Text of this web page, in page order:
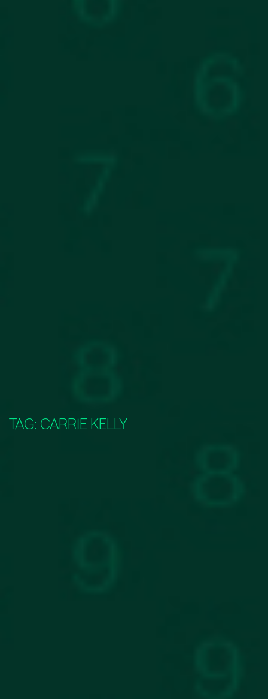
TAG: CARRIE KELLY